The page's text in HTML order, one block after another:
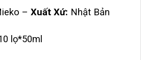
– Xuất Xứ: Nhật Bản
lọ*50ml